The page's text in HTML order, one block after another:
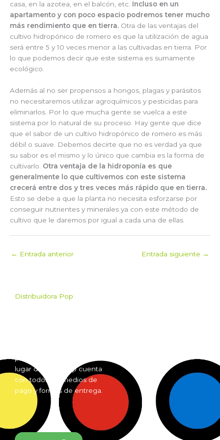
casa, en la azotea, en el balcón, etc. Incluso en un
apartamento y con poco espacio podremos tener mucho
más rendimiento que en tierra. Otra de las ventajas del
cultivo hidropónico de romero es que la utilización de agua
será entre 5 y 10 veces menor a las cultivadas en tierra. Por
lo que podemos decir que este sistema es sumamente
ecológico.
Además al no ser propensos a hongos, plagas y parásitos
no necesitaremos utilizar agroquímicos y pesticidas para
eliminarlos. Por lo que mucha gente se vuelca a este
sistema por lo natural de su proceso. Hay gente que dice
que el sabor de un cultivo hidropónico de romero es más
débil o suave. Debemos decirte que no es verdad ya que
su sabor es el mismo y lo único que cambia es la forma de
cultivarlo. Otra ventaja de la hidroponía es que
generalmente lo que cultivemos con este sistema
crecerá entre dos y tres veces más rápido que en tierra.
Esto se debe a que la planta no necesita esforzarse por
conseguir nutrientes y minerales ya con este método de
cultivo que le daremos por igual a cada una de ellas.
← Entrada anterior Entrada siguiente →
Distribuidora Pop
por mayor desde cualquier
lugar del país. Pop cuenta
con todos los medios de
pago y formas de entrega.